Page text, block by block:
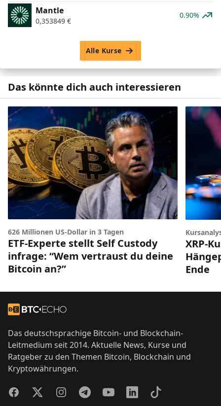
Mantle
0,353849 €
0.90%
Alle Kurse
Das könnte dich auch interessieren
626 Millionen US-Dollar in 3 Tagen
ETF-Experte stellt Self Custody
infrage: “Wem vertraust du deine
Bitcoin an?”
XRP-
Ende
Zur Startseite
Das deutschsprachige Bitcoin- und Blockchain-
Leitmedium seit 2014. Aktuelle News, Kurse und
Ratgeber zu den Themen Bitcoin, Blockchain und
Kryptowährungen.
FacebookTwitterInstagramTelegramYouTubeLinkedInTikTok